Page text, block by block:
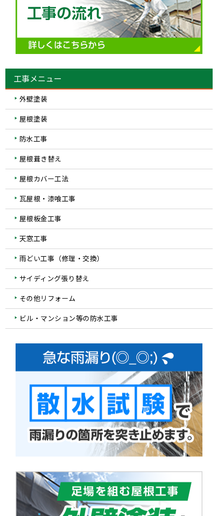
工事メニュー
外壁塗装
屋根塗装
防水工事
屋根葺き替え
屋根カバー工法
瓦屋根・漆喰工事
屋根板金工事
天窓工事
雨どい工事（修理・交換）
サイディング張り替え
その他リフォーム
ビル・マンション等の防水工事